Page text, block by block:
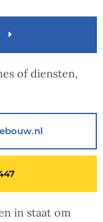
of diensten,
in staat om